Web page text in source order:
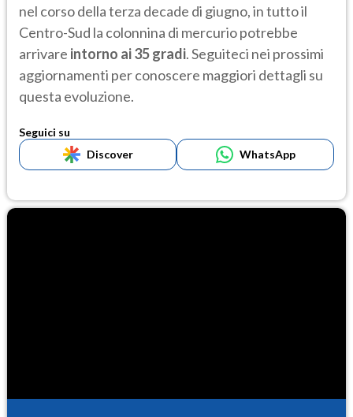
nel corso della terza decade di giugno, in tutto il
Centro-Sud la colonnina di mercurio potrebbe
arrivare intorno ai 35 gradi. Seguiteci nei prossimi
aggiornamenti per conoscere maggiori dettagli su
questa evoluzione.
Seguici su
Discover
WhatsApp